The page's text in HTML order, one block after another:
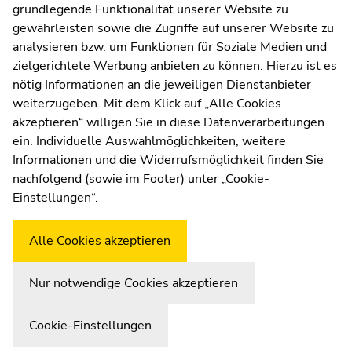
Moodle
UNIGRAZonline
Impressum
Datenschutzerklärung
Cookie-Einstellungen
Barrierefreiheitserklärung
WetterstationUni Graz
grundlegende Funktionalität unserer Website zu
gewährleisten sowie die Zugriffe auf unserer Website zu
analysieren bzw. um Funktionen für Soziale Medien und
zielgerichtete Werbung anbieten zu können. Hierzu ist es
nötig Informationen an die jeweiligen Dienstanbieter
weiterzugeben. Mit dem Klick auf „Alle Cookies
akzeptieren“ willigen Sie in diese Datenverarbeitungen
ein. Individuelle Auswahlmöglichkeiten, weitere
Informationen und die Widerrufsmöglichkeit finden Sie
nachfolgend (sowie im Footer) unter „Cookie-
Einstellungen“.
Alle Cookies akzeptieren
Nur notwendige Cookies akzeptieren
Cookie-Einstellungen